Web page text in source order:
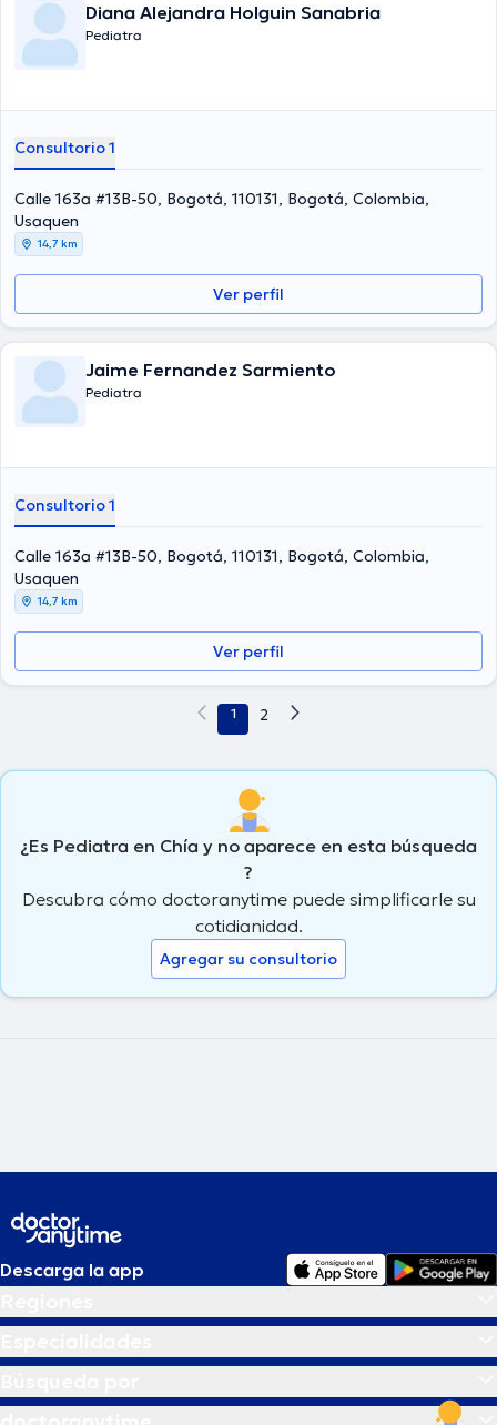
Diana Alejandra Holguin Sanabria
Pediatra
Consultorio 1
Calle 163a #13B-50, Bogotá, 110131, Bogotá, Colombia,
Usaquen
14,7 km
Ver perfil
Jaime Fernandez Sarmiento
Pediatra
Consultorio 1
Calle 163a #13B-50, Bogotá, 110131, Bogotá, Colombia,
Usaquen
14,7 km
Ver perfil
1 2
¿Es Pediatra en Chía y no aparece en esta búsqueda
?
Descubra cómo doctoranytime puede simplificarle su
cotidianidad.
Agregar su consultorio
Descarga la app